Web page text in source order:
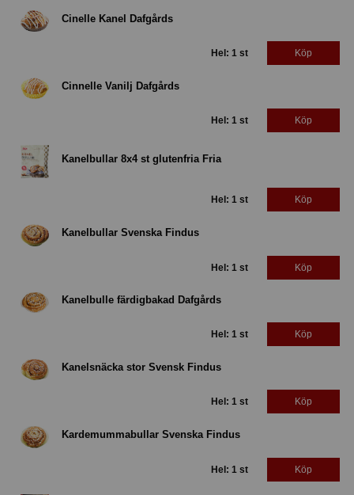
Cinelle Kanel Dafgårds
Hel: 1 st Köp
Cinnelle Vanilj Dafgårds
Hel: 1 st Köp
Kanelbullar 8x4 st glutenfria Fria
Hel: 1 st Köp
Kanelbullar Svenska Findus
Hel: 1 st Köp
Kanelbulle färdigbakad Dafgårds
Hel: 1 st Köp
Kanelsnäcka stor Svensk Findus
Hel: 1 st Köp
Kardemummabullar Svenska Findus
Hel: 1 st Köp